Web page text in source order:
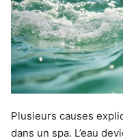
Plusieurs causes
dans un spa. L’eau